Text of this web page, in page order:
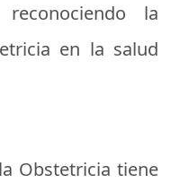
la
en la salud
Obstetricia tiene